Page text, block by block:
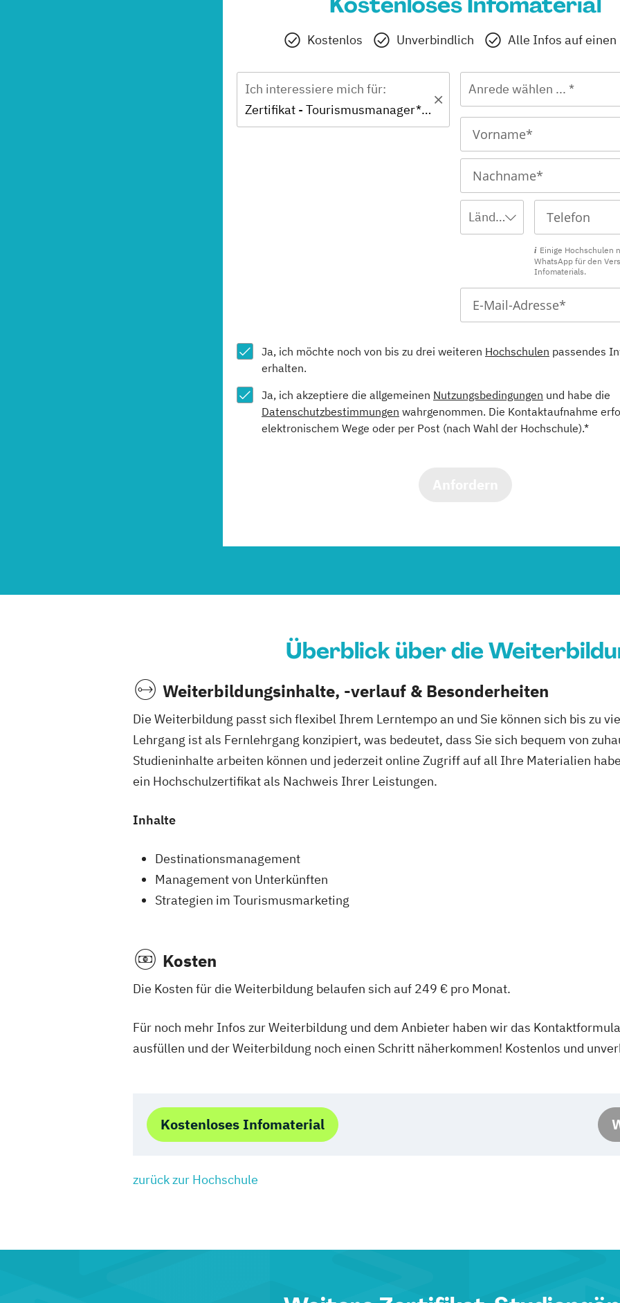
Kostenlos Unverbindlich Alle Infos auf einen
Ich interessiere mich für:
Zertifikat - Tourismusmanager*in
Anrede wählen ... *
Ländervorwahl wählen ...
Einige Hochschulen
WhatsApp für den
Infomaterials.
Ja, ich möchte noch von bis zu drei weiteren Hochschulen passendes
erhalten.
Ja, ich akzeptiere die allgemeinen Nutzungsbedingungen und habe die
Datenschutzbestimmungen wahrgenommen. Die Kontaktaufnahme
elektronischem Wege oder per Post (nach Wahl der Hochschule).*
Überblick über die
Weiterbildungsinhalte, -verlauf & Besonderheiten
Die Weiterbildung passt sich flexibel Ihrem Lerntempo an und Sie können sich bis zu
Lehrgang ist als Fernlehrgang konzipiert, was bedeutet, dass Sie sich bequem von
Studieninhalte arbeiten können und jederzeit online Zugriff auf all Ihre Materialien
ein Hochschulzertifikat als Nachweis Ihrer Leistungen.
Inhalte
Destinationsmanagement
Management von Unterkünften
Strategien im Tourismusmarketing
Kosten
Die Kosten für die Weiterbildung belaufen sich auf 249 € pro Monat.
Für noch mehr Infos zur Weiterbildung und dem Anbieter haben wir das
ausfüllen und der Weiterbildung noch einen Schritt näherkommen! Kostenlos und
Kostenloses Infomaterial
zurück zur Hochschule